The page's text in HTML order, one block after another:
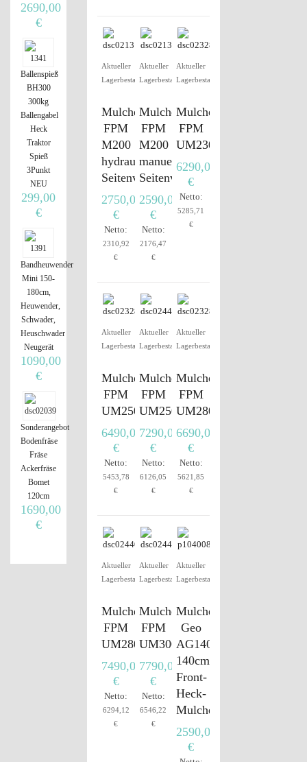
Aktueller
Lagerbestand
Mulcher
FPM
M200
hydraulische
Seitenverstellung
2750,00
€
Netto:
2310,92
€
Aktueller
Lagerbestand
Mulcher
FPM
M200
manuelle
Seitenverstellung
2590,00
€
Netto:
2176,47
€
Aktueller
Lagerbestand
Mulcher
FPM
UM230+
6290,00
€
Netto:
5285,71
€
Aktueller
Lagerbestand
Mulcher
FPM
UM250+
6490,00
€
Netto:
5453,78
€
Aktueller
Lagerbestand
Mulcher
FPM
UM250PRO+
7290,00
€
Netto:
6126,05
€
Aktueller
Lagerbestand
Mulcher
FPM
UM280+
6690,00
€
Netto:
5621,85
€
Aktueller
Lagerbestand
Mulcher
FPM
UM280PRO+
7490,00
€
Netto:
6294,12
€
Aktueller
Lagerbestand
Mulcher
FPM
UM300PRO+
7790,00
€
Netto:
6546,22
€
Aktueller
Lagerbestand
Mulcher
Geo
AG140
140cm
Front-
Heck-
Mulcher
2590,00
€
2690,00
€
Ballenspieß
BH300
300kg
Ballengabel
Heck
Traktor
Spieß
3Punkt
NEU
299,00
€
Bandheuwender
Mini 150-
180cm,
Heuwender,
Schwader,
Heuschwader
Neugerät
1090,00
€
Sonderangebot
Bodenfräse
Fräse
Ackerfräse
Bomet
120cm
1690,00
€